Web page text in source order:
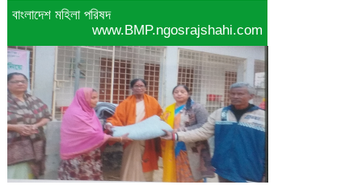
বাংলাদেশ মহিলা পরিষদ
www.BMP.ngosrajshahi.com